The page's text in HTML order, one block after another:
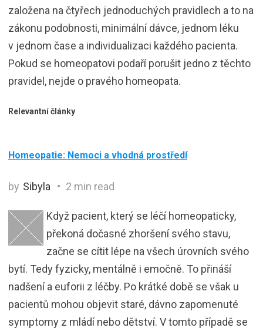
založena na čtyřech jednoduchých pravidlech a to na
zákonu podobnosti, minimální dávce, jednom léku
v jednom čase a individualizaci každého pacienta.
Pokud se homeopatovi podaří porušit jedno z těchto
pravidel, nejde o pravého homeopata.
Relevantní články
Homeopatie: Nemoci a vhodná prostředí
by Sibyla 2 min read
Když pacient, který se léčí homeopaticky,
překoná dočasné zhoršení svého stavu,
začne se cítit lépe na všech úrovních svého
bytí. Tedy fyzicky, mentálně i emočně. To přináší
nadšení a euforii z léčby. Po krátké době se však u
pacientů mohou objevit staré, dávno zapomenuté
symptomy z mládí nebo dětství. V tomto případě se